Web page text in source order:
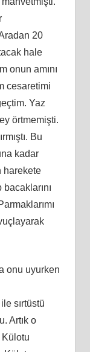
20
hale
onun amını
cesaretimi
Yaz
örtmemişti.
Bu
kadar
harekete
onu uyurken
sırtüstü
Artık o
Külotu